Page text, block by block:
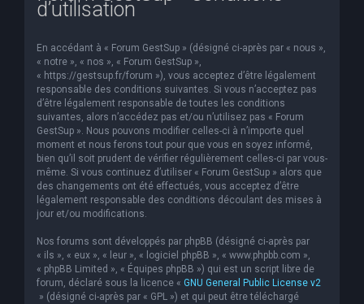
d’utilisation
En accédant à « Forum GestSup » (désigné ci-après par « nous »,
« notre », « nos », « Forum GestSup »,
« https://gestsup.fr/forum »), vous acceptez d’être légalement
responsable des conditions suivantes. Si vous n’acceptez pas
d’être légalement responsable de toutes les conditions
suivantes, alors n’accédez pas et/ou n’utilisez pas « Forum
GestSup ». Nous pouvons modifier celles-ci à n’importe quel
moment et nous ferons tout pour que vous en soyez informé,
bien qu’il soit prudent de vérifier régulièrement celles-ci par vous-
même. Si vous continuez d’utiliser « Forum GestSup » alors que
des changements ont été effectués, vous acceptez d’être
légalement responsable des conditions découlant des mises à
jour et/ou modifications.
Nos forums sont développés par phpBB (désigné ci-après par
« ils », « eux », « leur », « logiciel phpBB », « www.phpbb.com »,
« phpBB Limited », « Équipes phpBB ») qui est un script libre de
forum, déclaré sous la licence « GNU General Public License v2
» (désigné ci-après par « GPL ») et qui peut être téléchargé